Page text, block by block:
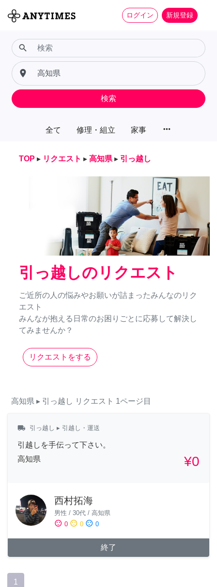
ログイン 新規登録
全て 修理・組立 家事 more_horiz
search
place
検索
TOP ▸ リクエスト ▸ 高知県 ▸ 引っ越し
引っ越しのリクエスト
ご近所の人の悩みやお願いが詰まったみんなのリク
エスト
みんなが抱える日常のお困りごとに応募して解決し
てみませんか？
リクエストをする
高知県 ▸ 引っ越し リクエスト 1ページ目
local_shipping 引っ越し ▸ 引越し・運送
引越しを手伝って下さい。
高知県
¥0
西村拓海
男性 / 30代 / 高知県
sentiment_satisfied 0 sentiment_neutral 0 sentiment_dissatisfied 0
終了
1